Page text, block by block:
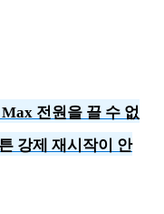
전원을 끌 수 없
강제 재시작이 안